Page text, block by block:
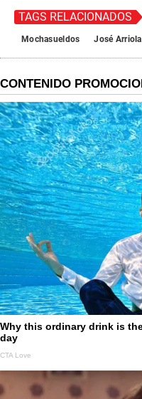
TAGS RELACIONADOS
Mochasueldos José Arriola